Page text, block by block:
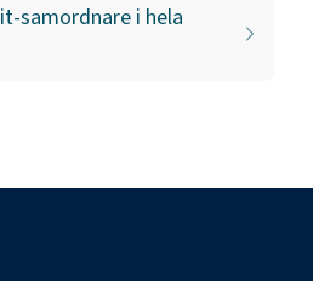
it-samordnare i hela